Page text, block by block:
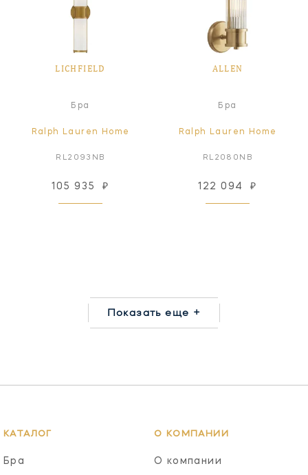
LICHFIELD
Бра
Ralph Lauren Home
RL2093NB
105 935 ₽
ALLEN
Бра
Ralph Lauren Home
RL2080NB
122 094 ₽
Показать еще +
КАТАЛОГ
Бра
О КОМПАНИИ
О компании